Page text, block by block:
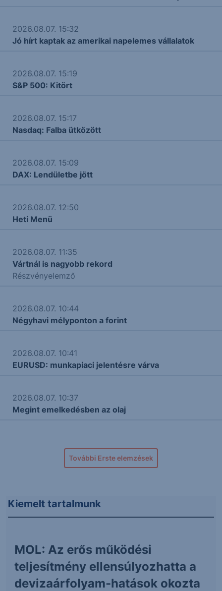
2026.08.07. 15:32
Jó hírt kaptak az amerikai napelemes vállalatok
2026.08.07. 15:19
S&P 500: Kitört
2026.08.07. 15:17
Nasdaq: Falba ütközött
2026.08.07. 15:09
DAX: Lendületbe jött
2026.08.07. 12:50
Heti Menü
2026.08.07. 11:35
Vártnál is nagyobb rekord
Részvényelemző
2026.08.07. 10:44
Négyhavi mélyponton a forint
2026.08.07. 10:41
EURUSD: munkapiaci jelentésre várva
2026.08.07. 10:37
Megint emelkedésben az olaj
További Erste elemzések
Kiemelt tartalmunk
MOL: Az erős működési
teljesítmény ellensúlyozhatta a
devizaárfolyam-hatások okozta